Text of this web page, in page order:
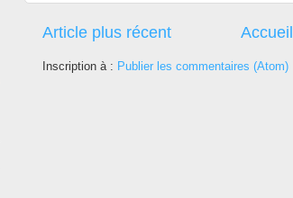
Article plus récent Accueil
Inscription à : Publier les commentaires (Atom)